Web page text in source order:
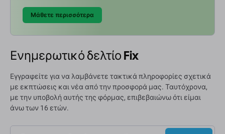
Μάθετε περισσότερα
Ενημερωτικό δελτίο Fix
Εγγραφείτε για να λαμβάνετε τακτικά πληροφορίες σχετικά
με εκπτώσεις και νέα από την προσφορά μας. Ταυτόχρονα,
με την υποβολή αυτής της φόρμας, επιβεβαιώνω ότι είμαι
άνω των 16 ετών.